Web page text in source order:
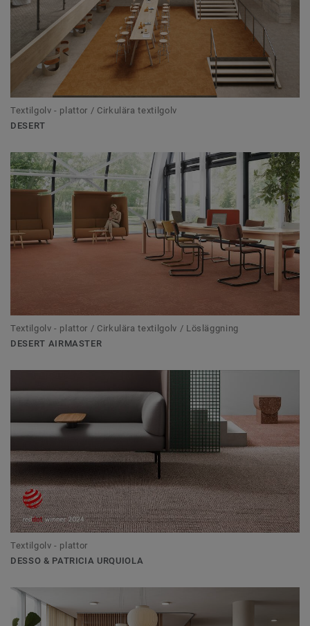
Textilgolv - plattor / Cirkulära textilgolv
DESERT
Textilgolv - plattor / Cirkulära textilgolv / Lösläggning
DESERT AIRMASTER
Textilgolv - plattor
DESSO & PATRICIA URQUIOLA